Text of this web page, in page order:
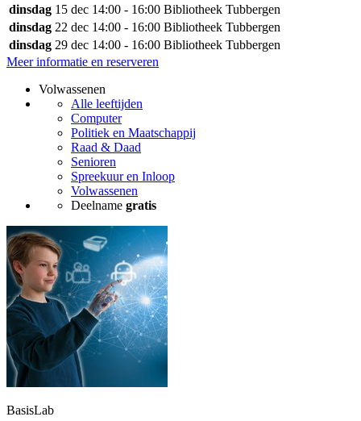
dinsdag 15 dec 14:00 - 16:00 Bibliotheek Tubbergen
dinsdag 22 dec 14:00 - 16:00 Bibliotheek Tubbergen
dinsdag 29 dec 14:00 - 16:00 Bibliotheek Tubbergen
Meer informatie en reserveren
Volwassenen
Alle leeftijden
Computer
Politiek en Maatschappij
Raad & Daad
Senioren
Spreekuur en Inloop
Volwassenen
Deelname gratis
BasisLab